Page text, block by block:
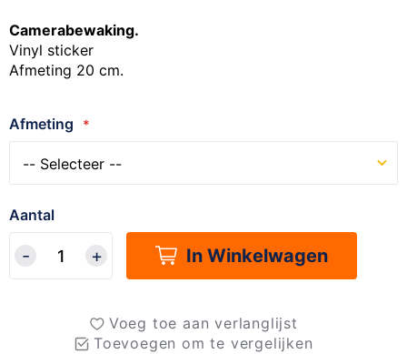
Camerabewaking.
Vinyl sticker
Afmeting 20 cm.
Afmeting
Aantal
In Winkelwagen
Voeg toe aan verlanglijst
Toevoegen om te vergelijken
afbeeldingen-
gallerij